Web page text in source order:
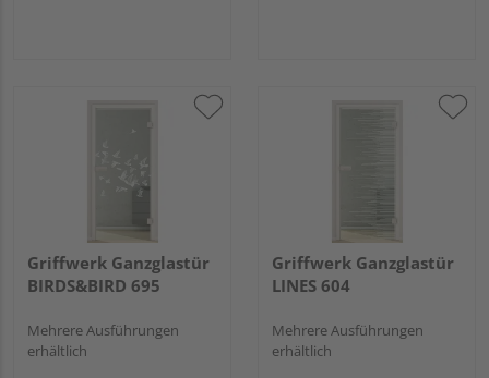
Griffwerk Ganzglastür
BIRDS&BIRD 695
Mehrere Ausführungen
erhältlich
Griffwerk Ganzglastür
LINES 604
Mehrere Ausführungen
erhältlich